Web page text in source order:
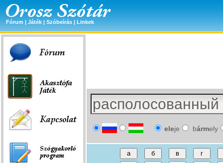
Fórum | Játék | Szóbeírás | Linkek
eleje bármely